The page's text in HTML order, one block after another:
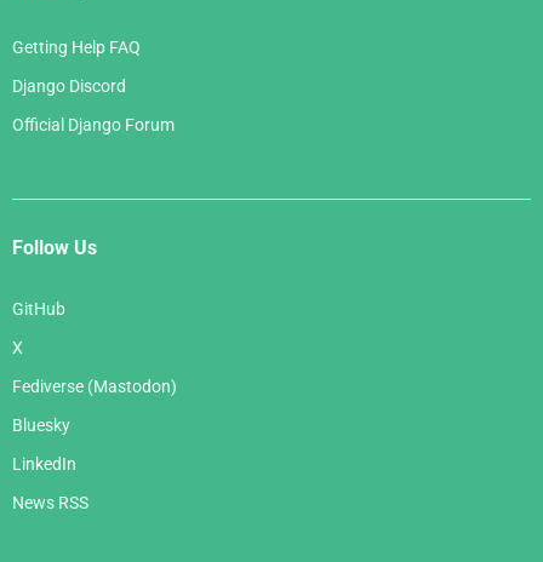
Getting Help FAQ
Django Discord
Official Django Forum
Follow Us
GitHub
X
Fediverse (Mastodon)
Bluesky
LinkedIn
News RSS